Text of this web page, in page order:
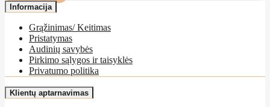
Informacija
Grąžinimas/ Keitimas
Pristatymas
Audinių savybės
Pirkimo sąlygos ir taisyklės
Privatumo politika
Klientų aptarnavimas